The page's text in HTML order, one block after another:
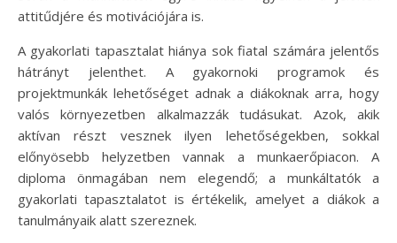
attitűdjére és motivációjára is.
A gyakorlati tapasztalat hiánya sok fiatal számára jelentős
hátrányt jelenthet. A gyakornoki programok és
projektmunkák lehetőséget adnak a diákoknak arra, hogy
valós környezetben alkalmazzák tudásukat. Azok, akik
aktívan részt vesznek ilyen lehetőségekben, sokkal
előnyösebb helyzetben vannak a munkaerőpiacon. A
diploma önmagában nem elegendő; a munkáltatók a
gyakorlati tapasztalatot is értékelik, amelyet a diákok a
tanulmányaik alatt szereznek.